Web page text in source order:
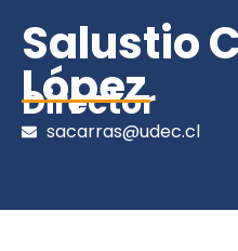
Salustio
López
Director
sacarras@udec.cl